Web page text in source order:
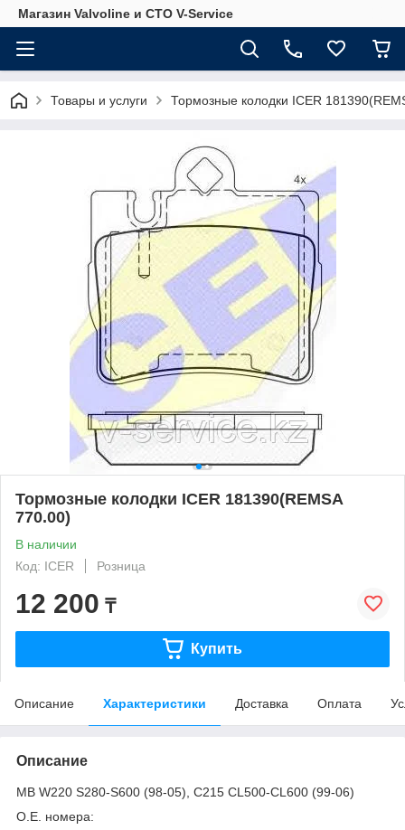
Магазин Valvoline и СТО V-Service
Товары и услуги Тормозные колодки ICER
Тормозные колодки ICER 181390(REMSA
770.00)
В наличии
Код: ICER
Розница
12 200 ₸
Купить
Описание Характеристики Доставка Оплата
Описание
MB W220 S280-S600 (98-05), C215 CL500-CL600 (99-06)
O.E. номера: